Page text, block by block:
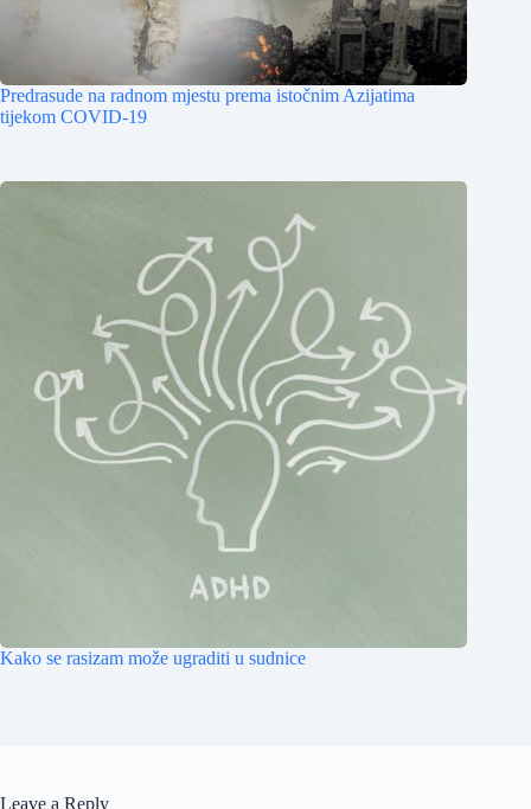
Predrasude na radnom mjestu prema istočnim Azijatima
tijekom COVID-19
Kako se rasizam može ugraditi u sudnice
Leave a Reply